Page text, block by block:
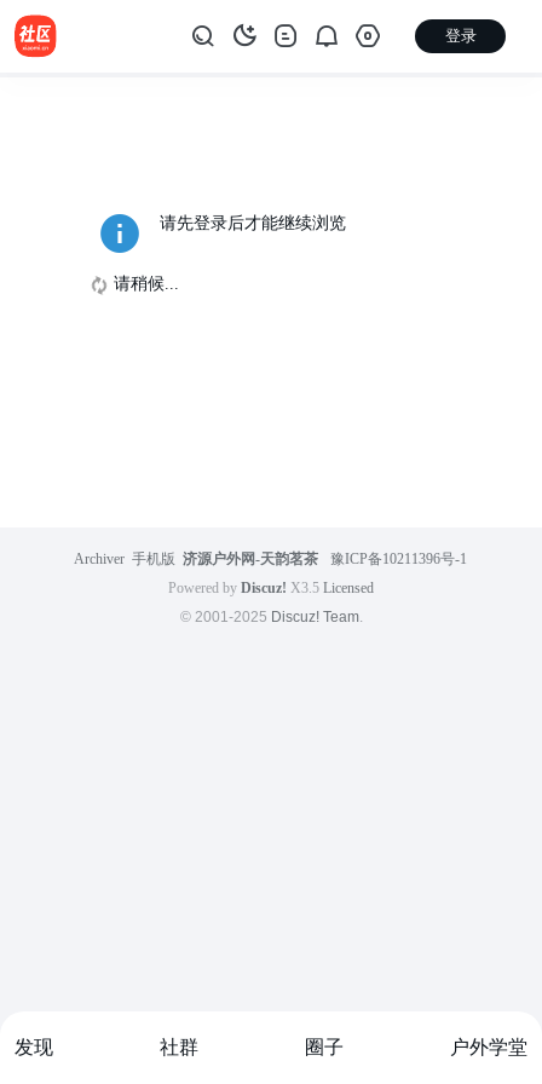
发现 社群 圈子 户外学堂
登录
请先登录后才能继续浏览
请稍候...
Archiver 手机版 济源户外网-天韵茗茶
豫ICP备10211396号-1
Powered by Discuz! X3.5 Licensed
© 2001-2025 Discuz! Team.